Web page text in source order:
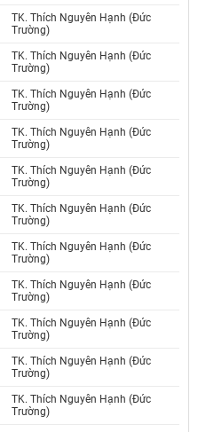
TK. Thích Nguyên Hạnh (Đức
Trường)
TK. Thích Nguyên Hạnh (Đức
Trường)
TK. Thích Nguyên Hạnh (Đức
Trường)
TK. Thích Nguyên Hạnh (Đức
Trường)
TK. Thích Nguyên Hạnh (Đức
Trường)
TK. Thích Nguyên Hạnh (Đức
Trường)
TK. Thích Nguyên Hạnh (Đức
Trường)
TK. Thích Nguyên Hạnh (Đức
Trường)
TK. Thích Nguyên Hạnh (Đức
Trường)
TK. Thích Nguyên Hạnh (Đức
Trường)
TK. Thích Nguyên Hạnh (Đức
Trường)